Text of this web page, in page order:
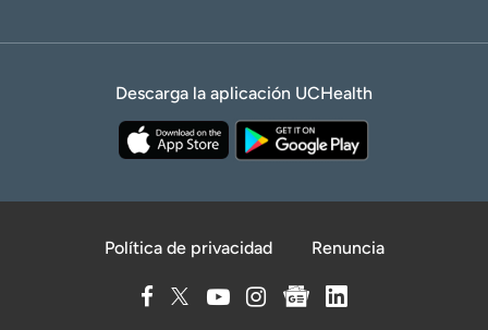
Descarga la aplicación UCHealth
Política de privacidad Renuncia